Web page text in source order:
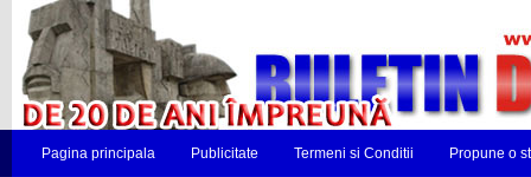
Pagina principala Publicitate Termeni si Conditii Propune o